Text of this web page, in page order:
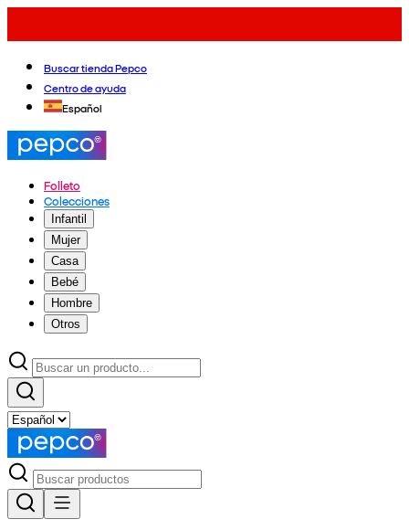
Buscar tienda Pepco
Centro de ayuda
Español
Folleto
Colecciones
Infantil
Mujer
Casa
Bebé
Hombre
Otros